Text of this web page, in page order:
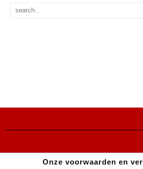
Onze voorwaarden en